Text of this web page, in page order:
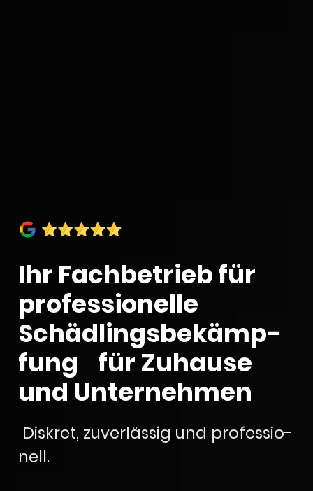
Ihr Fach­be­trieb für
profes­sio­nelle
Schäd­lings­be­kämp­
fung für Zuhause
und Unter­neh­men
Diskret, zuver­läs­sig und profes­sio­
nell.